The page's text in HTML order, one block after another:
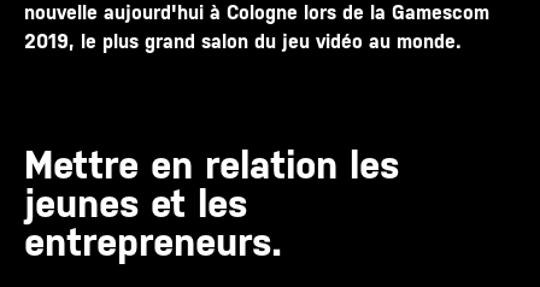
nouvelle aujourd'hui à Cologne lors de la Gamescom
2019, le plus grand salon du jeu vidéo au monde.
Mettre en relation les
jeunes et les
entrepreneurs.